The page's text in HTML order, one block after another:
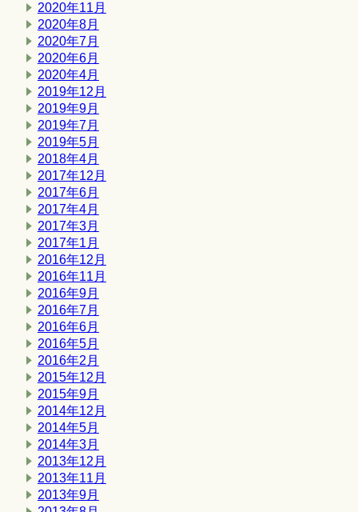
2020年11月
2020年8月
2020年7月
2020年6月
2020年4月
2019年12月
2019年9月
2019年7月
2019年5月
2018年4月
2017年12月
2017年6月
2017年4月
2017年3月
2017年1月
2016年12月
2016年11月
2016年9月
2016年7月
2016年6月
2016年5月
2016年2月
2015年12月
2015年9月
2014年12月
2014年5月
2014年3月
2013年12月
2013年11月
2013年9月